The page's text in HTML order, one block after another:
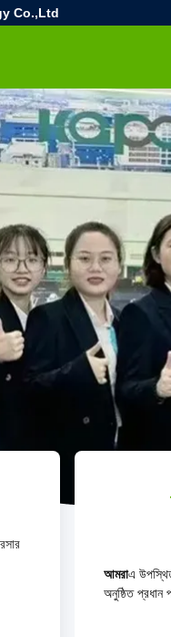
Co.,Ltd
আমরাএ
অনুষ্ঠিত প্রধান